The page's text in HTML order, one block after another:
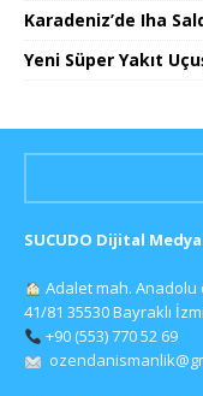
Karadeniz’de Iha
Yeni Süper Yakıt
SUCUDO Dijital
Adalet mah. Anadolu
41/81 35530 Bayraklı
+90 (553) 770 52 69